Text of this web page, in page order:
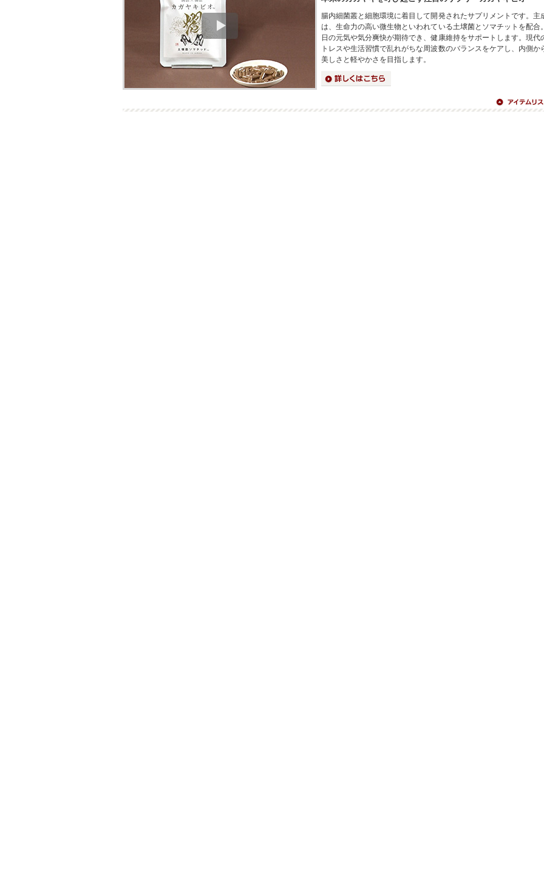
腸内細菌叢と細胞環境に着目して開発されたサプリメントです。主
は、生命力の高い微生物といわれている土壌菌とソマチットを配合
日の元気や気分爽快が期待でき、健康維持をサポートします。現代
トレスや生活習慣で乱れがちな周波数のバランスをケアし、内側か
美しさと軽やかさを目指します。
詳細はこちら
アイテムリ
へ